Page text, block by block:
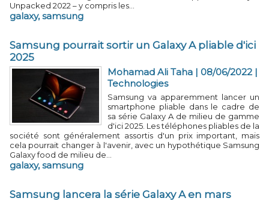
Unpacked 2022 – y compris les...
galaxy,samsung
Samsung pourrait sortir un Galaxy A pliable d'ici
2025
Mohamad Ali Taha | 08/06/2022 |
Technologies
Samsung va apparemment lancer un
smartphone pliable dans le cadre de
sa série Galaxy A de milieu de gamme
d'ici 2025. Les téléphones pliables de la
société sont généralement assortis d'un prix important, mais
cela pourrait changer à l'avenir, avec un hypothétique Samsung
Galaxy food de milieu de...
galaxy,samsung
Samsung lancera la série Galaxy A en mars